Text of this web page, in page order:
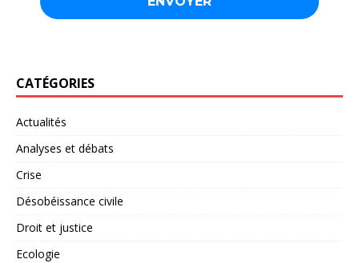
CATÉGORIES
Actualités
Analyses et débats
Crise
Désobéissance civile
Droit et justice
Ecologie